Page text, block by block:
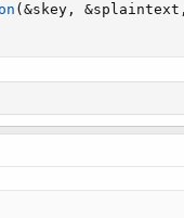
(&skey , &splaintext ,